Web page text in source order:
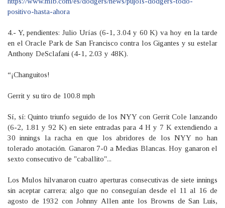
positivo-hasta-ahora
4.- Y, pendientes: Julio Urías (6-1, 3.04 y 60 K) va hoy en la tarde
en el Oracle Park de San Francisco contra los Gigantes y su estelar
Anthony DeSclafani (4-1, 2.03 y 48K).
“¡Changuitos!
Gerrit y su tiro de 100.8 mph
Sí, sí: Quinto triunfo seguido de los NYY con Gerrit Cole lanzando
(6-2, 1.81 y 92 K) en siete entradas para 4 H y 7 K extendiendo a
30 innings la racha en que los abridores de los NYY no han
tolerado anotación. Ganaron 7-0 a Medias Blancas. Hoy ganaron el
sexto consecutivo de "caballito"...
Los Mulos hilvanaron cuatro aperturas consecutivas de siete innings
sin aceptar carrera; algo que no conseguían desde el 11 al 16 de
agosto de 1932 con Johnny Allen ante los Browns de San Luis,